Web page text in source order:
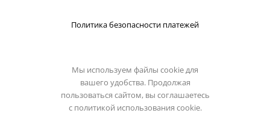
Политика безопасности платежей
Мы используем файлы cookie для
вашего удобства. Продолжая
пользоваться сайтом, вы соглашаетесь
с политикой использования cookie.